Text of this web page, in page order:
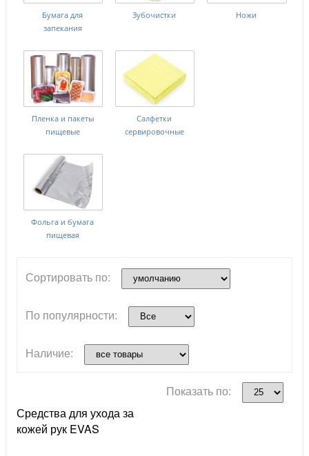
Бумага для
запекания
Зубочистки Ножи
Пленка и пакеты
пищевые
Салфетки
сервировочные
Фольга и бумага
пищевая
Сортировать по:
По популярности:
Наличие:
Показать по:
Средства для ухода за
кожей рук EVAS